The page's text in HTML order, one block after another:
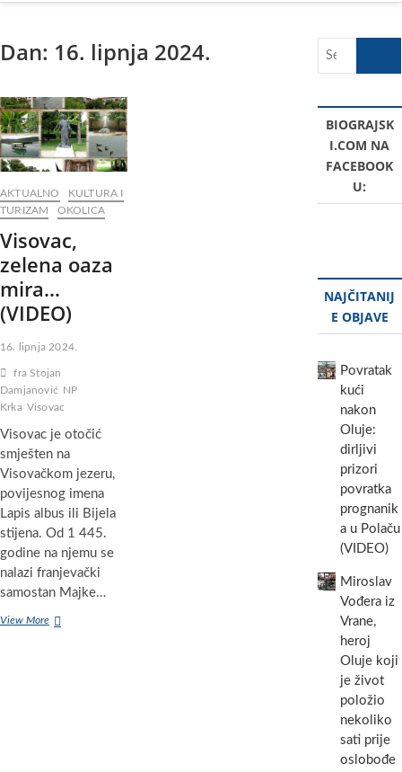
Dan: 16. lipnja 2024.
AKTUALNO
KULTURA I
TURIZAM
OKOLICA
Visovac,
zelena oaza
mira…
(VIDEO)
16. lipnja 2024.
fra Stojan
Damjanović NP
Krka Visovac
Visovac je otočić
smješten na
Visovačkom jezeru,
povijesnog imena
Lapis albus ili Bijela
stijena. Od 1 445.
godine na njemu se
nalazi franjevački
samostan Majke…
View MoreVisovac,
BIOGRAJSK
I.COM NA
FACEBOOK
U:
NAJČITANIJ
E OBJAVE
Povratak
kući
nakon
Oluje:
dirljivi
prizori
povratka
prognanik
a u Polaču
(VIDEO)
Miroslav
Vođera iz
Vrane,
heroj
Oluje koji
je život
položio
nekoliko
sati prije
oslobođe